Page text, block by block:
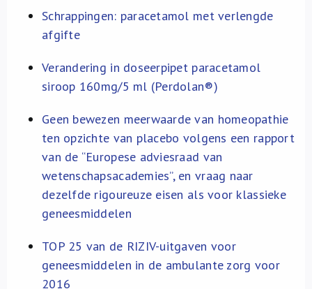
Schrappingen: paracetamol met verlengde
afgifte
Verandering in doseerpipet paracetamol
siroop 160mg/5 ml (Perdolan®)
Geen bewezen meerwaarde van homeopathie
ten opzichte van placebo volgens een rapport
van de “Europese adviesraad van
wetenschapsacademies”, en vraag naar
dezelfde rigoureuze eisen als voor klassieke
geneesmiddelen
TOP 25 van de RIZIV-uitgaven voor
geneesmiddelen in de ambulante zorg voor
2016